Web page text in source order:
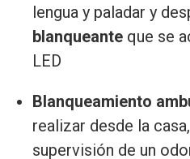
lengua y paladar y
blanqueante que se
LED
Blanqueamiento
realizar desde la
supervisión de un